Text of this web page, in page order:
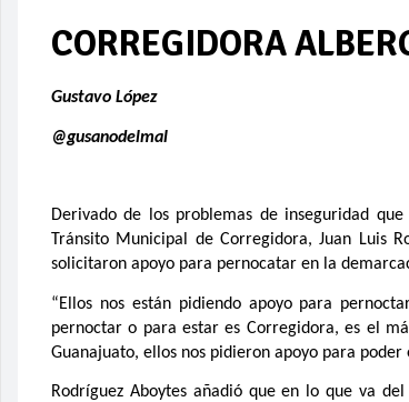
CORREGIDORA
Gustavo López
@gusanodelmal
Derivado de los problemas de inseguridad
Tránsito Municipal de Corregidora, Juan Luis
solicitaron apoyo para pernocatar en la
“Ellos nos están pidiendo apoyo para
pernoctar o para estar es Corregidora, es el
Guanajuato, ellos nos pidieron apoyo para poder
Rodríguez Aboytes añadió que en lo que va